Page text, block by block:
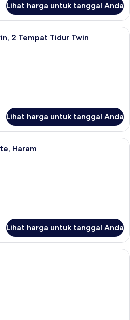
Lihat harga untuk tanggal Anda
Seprai antialergi, tempat tidur
2 Tempat Tidur Twin
Lihat harga untuk tanggal Anda
Seprai antialergi, tempat tidur
Haram
Lihat harga untuk tanggal Anda
Seprai antialergi, tempat tidur